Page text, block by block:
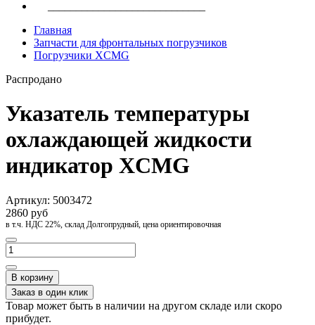
Главная
Запчасти для фронтальных погрузчиков
Погрузчики XCMG
Распродано
Указатель температуры
охлаждающей жидкости
индикатор XCMG
Артикул: 5003472
2860 руб
в т.ч. НДС 22%, склад Долгопрудный, цена ориентировочная
В корзину
Заказ в один клик
Товар может быть в наличии на другом складе или скоро
прибудет.